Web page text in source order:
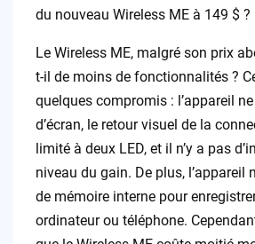
du nouveau Wireless ME à 149 $ ?
Le Wireless ME, malgré son prix
t-il de moins de fonctionnalités ?
quelques compromis : l’appareil
d’écran, le retour visuel de la
limité à deux LED, et il n’y a pas
niveau du gain. De plus, l’appareil
de mémoire interne pour
ordinateur ou téléphone.